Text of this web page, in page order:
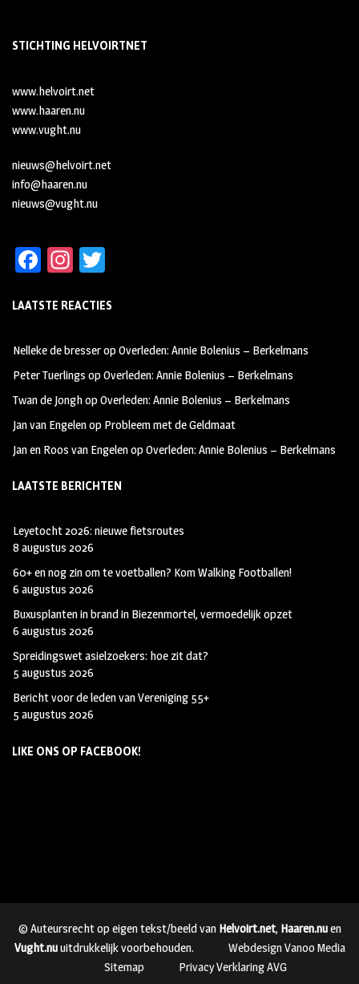
STICHTING HELVOIRTNET
www.helvoirt.net
www.haaren.nu
www.vught.nu
nieuws@helvoirt.net
info@haaren.nu
nieuws@vught.nu
Fa
b
oo
k
In
ag
m
tt
LAATSTE REACTIES
Nelleke de bresseropOverleden: Annie Bolenius – Berkelmans
Peter Tuerlings opOverleden: Annie Bolenius – Berkelmans
Twan de JonghopOverleden: Annie Bolenius – Berkelmans
Jan van Engelenop Probleem met de Geldmaat
Jan en Roos van EngelenopOverleden: Annie Bolenius – Berkelmans
LAATSTE BERICHTEN
Leyetocht 2026: nieuwe fietsroutes
8 augustus 2026
60+ en nog zin om te voetballen? Kom Walking Footballen!
6 augustus 2026
Buxusplanten in brand in Biezenmortel, vermoedelijk opzet
6 augustus 2026
Spreidingswet asielzoekers: hoe zit dat?
5 augustus 2026
Bericht voor de leden van Vereniging 55+
5 augustus 2026
LIKE ONS OP FACEBOOK!
© Auteursrecht op eigen tekst/beeld van Helvoirt.net, Haaren.nuen
Vught.nuuitdrukkelijk voorbehouden.
Webdesign Vanoo Media
Sitemap
Privacy Verklaring AVG